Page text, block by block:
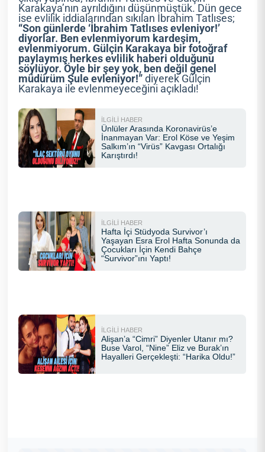
Karakaya’nın ayrıldığını düşünmüştük. Dün gece
ise evlilik iddialarından sıkılan İbrahim Tatlıses;
“Son günlerde ‘İbrahim Tatlıses evleniyor!’
diyorlar. Ben evlenmiyorum kardeşim,
evlenmiyorum. Gülçin Karakaya bir fotoğraf
paylaymış herkes evlilik haberi olduğunu
söylüyor. Öyle bir şey yok, ben değil genel
müdürüm Şule evleniyor!” diyerek Gülçin
Karakaya ile evlenmeyeceğini açıkladı!